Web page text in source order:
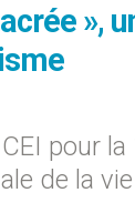
»,
pour la
de la